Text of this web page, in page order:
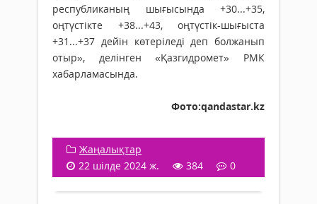
республиканың шығысында +30...+35,
оңтүстікте +38...+43, оңтүстік-шығыста
+31...+37 дейін көтеріледі деп болжанып
отыр», делінген «Қазгидромет» РМК
хабарламасында.
Фото:qandastar.kz
Жаңалықтар
22 шілде 2024 ж.
384 0